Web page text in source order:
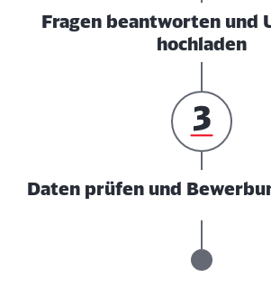
Fragen beantworten und
hochladen
Daten prüfen und